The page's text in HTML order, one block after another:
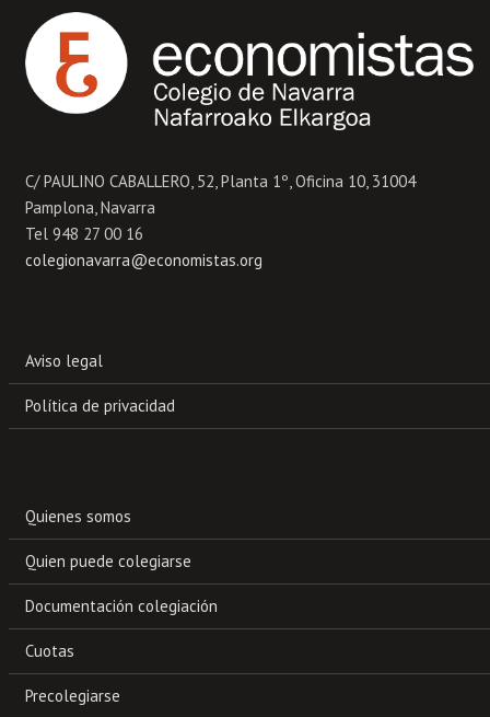
C/ PAULINO CABALLERO, 52, Planta 1º, Oficina 10, 31004
Pamplona, Navarra
Tel 948 27 00 16
colegionavarra@economistas.org
Aviso legal
Política de privacidad
Quienes somos
Quien puede colegiarse
Documentación colegiación
Cuotas
Precolegiarse